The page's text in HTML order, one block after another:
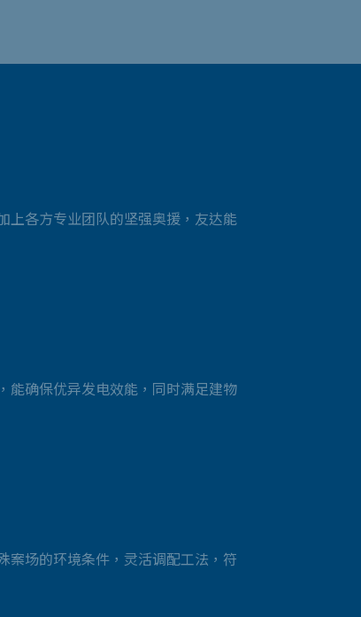
上各方专业团队的坚强奥援，友达能
能确保优异发电效能，同时满足建物
案场的环境条件，灵活调配工法，符